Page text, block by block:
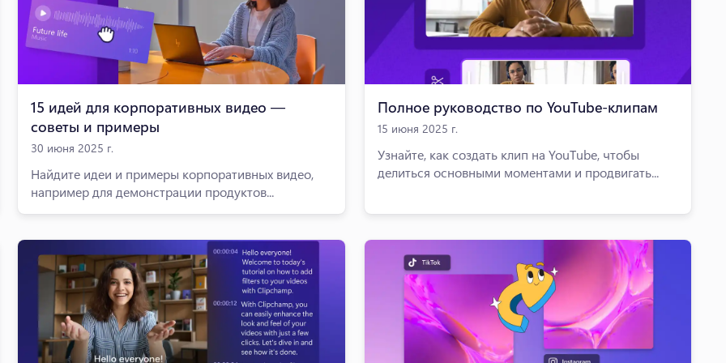
15 идей для корпоративных видео —
советы и примеры
30 июня 2025 г.
Найдите идеи и примеры корпоративных видео,
например для демонстрации продуктов...
Полное руководство по YouTube-клипам
15 июня 2025 г.
Узнайте, как создать клип на YouTube, чтобы
делиться основными моментами и продвигать...